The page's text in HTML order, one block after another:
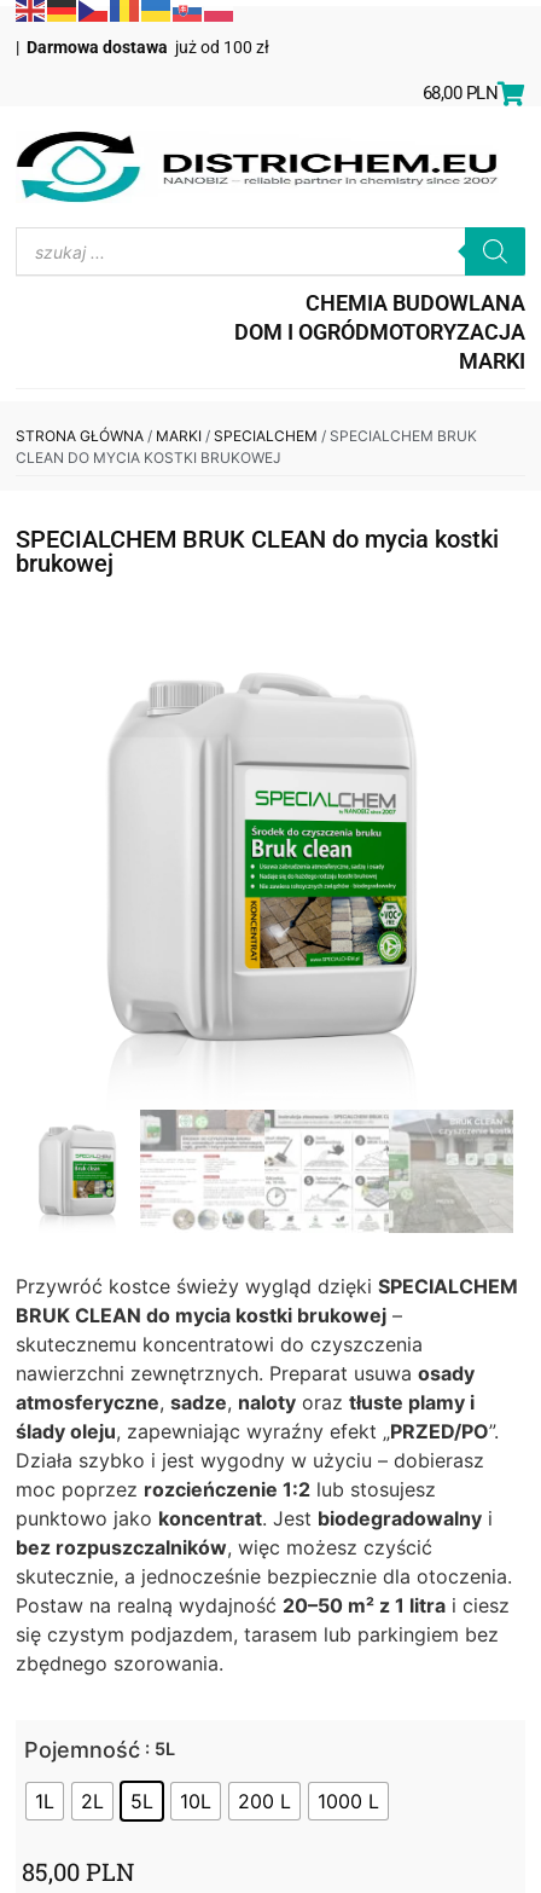
|Darmowa dostawa już od 100 zł
0,00 PLN
CHEMIA BUDOWLANA
DOM I OGRÓDMOTORYZACJA
MARKI
STRONA GŁÓWNA / MARKI /SPECIALCHEM / SPECIALCHEM BRUK
CLEAN DO MYCIA KOSTKI BRUKOWEJ
SPECIALCHEM BRUK CLEAN do mycia kostki
brukowej
Przywróć kostce świeży wygląd dziękiSPECIALCHEM
BRUK CLEAN do mycia kostki brukowej –
skutecznemu koncentratowi do czyszczenia
nawierzchni zewnętrznych. Preparat usuwaosady
atmosferyczne,sadze, naloty oraztłuste plamy i
ślady oleju, zapewniając wyraźny efekt „PRZED/PO”.
Działa szybko i jest wygodny w użyciu – dobierasz
moc poprzez rozcieńczenie 1:2 lub stosujesz
punktowo jako koncentrat. Jest biodegradowalny i
bez rozpuszczalników, więc możesz czyścić
skutecznie, a jednocześnie bezpiecznie dla otoczenia.
Postaw na realną wydajność 20–50 m² z 1 litra i ciesz
się czystym podjazdem, tarasem lub parkingiem bez
zbędnego szorowania.
Pojemność : 5L
1L 2L 5L 10L 200 L 1000 L
85,00PLN